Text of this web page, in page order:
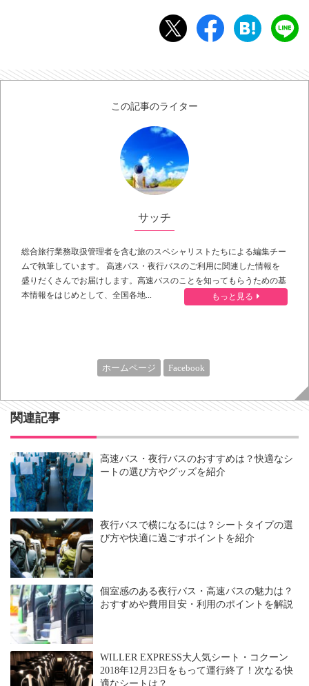
この記事のライター
サッチ
総合旅行業務取扱管理者を含む旅のスペシャリストたちによる編集チー
ムで執筆しています。 高速バス・夜行バスのご利用に関連した情報を
盛りだくさんでお届けします。高速バスのことを知ってもらうための基
本情報をはじめとして、全国各地...
もっと見る
ホームページ Facebook
関連記事
高速バス・夜行バスのおすすめは？快適なシ
ートの選び方やグッズを紹介
夜行バスで横になるには？シートタイプの選
び方や快適に過ごすポイントを紹介
個室感のある夜行バス・高速バスの魅力は？
おすすめや費用目安・利用のポイントを解説
WILLER EXPRESS大人気シート・コクーン
2018年12月23日をもって運行終了！次なる快
適なシートは？